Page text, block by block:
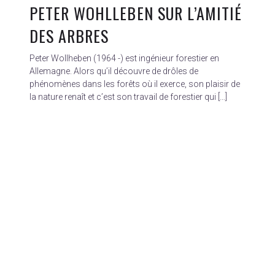
PETER WOHLLEBEN SUR L’AMITIÉ
DES ARBRES
Peter Wollheben (1964 -) est ingénieur forestier en
Allemagne. Alors qu’il découvre de drôles de
phénomènes dans les forêts où il exerce, son plaisir de
la nature renaît et c’est son travail de forestier qui […]